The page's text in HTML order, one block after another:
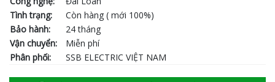
Tình trạng:
Còn hàng ( mới 100%)
Bảo hành:
24 tháng
Vận chuyển:
Miễn phí
Phân phối:
SSB ELECTRIC VIỆT NAM